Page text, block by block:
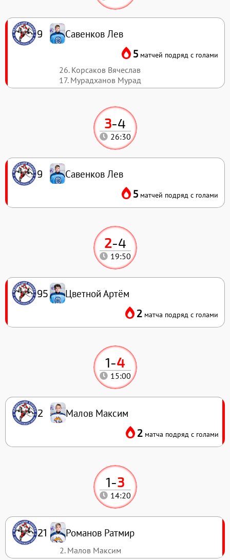
1-3
14:20
21 Романов Ратмир
2. Малов Максим
1-4
15:00
2 Малов Максим
2 матча подряд с голами
2-4
19:50
95 Цветной Артём
2 матча подряд с голами
3-4
26:30
9 Савенков Лев
5 матчей подряд с голами
9 Савенков Лев
5 матчей подряд с голами
26. Корсаков Вячеслав
17. Мурадханов Мурад